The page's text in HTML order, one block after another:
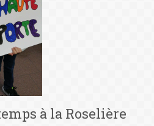
à la Roselière